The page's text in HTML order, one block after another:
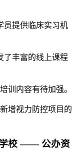
员提供临床实习机
了丰富的线上课程
训内容有待加强。
增视力防控项目的
学校 —— 公办资